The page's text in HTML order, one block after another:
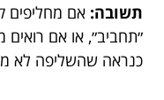
תשובה: אם מחליפים
״תחביב״, או אם
כנראה שהשליפה לא